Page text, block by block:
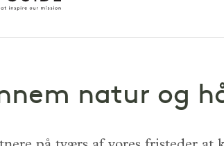
natur og